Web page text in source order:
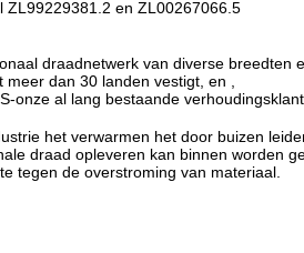
ZL99229381.2 en ZL00267066.5
draadnetwerk van diverse breedten
dan 30 landen vestigt, en ,
onze al lang bestaande
het verwarmen het door buizen
draad opleveren kan binnen worden
tegen de overstroming van materiaal.